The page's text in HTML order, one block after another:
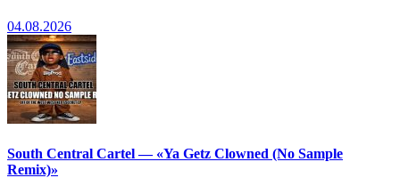
04.08.2026
South Central Cartel — «Ya Getz Clowned (No Sample
Remix)»